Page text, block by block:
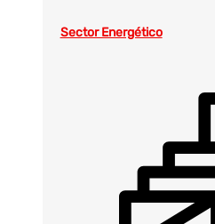
Sector Energético